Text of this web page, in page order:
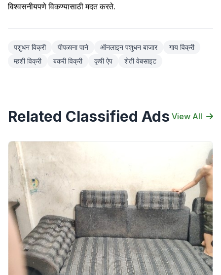
विश्वसनीयपणे विकण्यासाठी मदत करते.
पशुधन विक्री पीपळाना पाने ऑनलाइन पशुधन बाजार
गाय विक्री
म्हशी विक्री
बकरी विक्री कृषी ऐप शेती वेबसाइट
Related Classified Ads View All